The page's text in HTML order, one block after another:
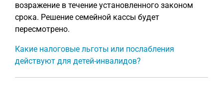
возражение в течение установленного законом
срока. Решение семейной кассы будет
пересмотрено.
Какие налоговые льготы или послабления
действуют для детей-инвалидов?